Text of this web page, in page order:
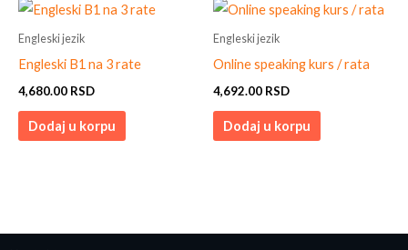
Engleski jezik
Engleski B1 na 3 rate
4,680.00 RSD
Dodaj u korpu
Engleski jezik
Online speaking kurs / rata
4,692.00 RSD
Dodaj u korpu